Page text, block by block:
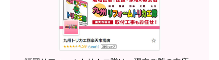
【このショップを選んだ理由は？】
近隣のショップでしっかりやってくれそうだった
【注文からどのくらいで届きましたか？】